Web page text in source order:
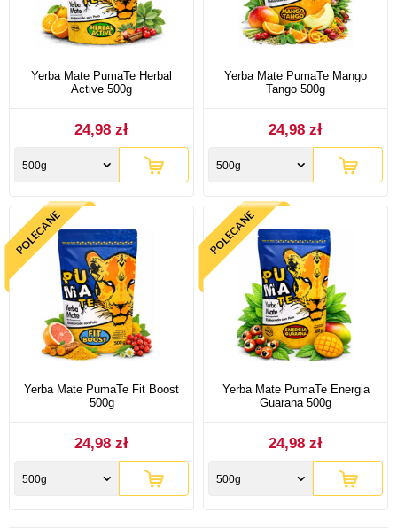
Yerba Mate PumaTe Herbal
Active 500g
24,98 zł
500g
Yerba Mate PumaTe Mango
Tango 500g
24,98 zł
500g
Yerba Mate PumaTe Fit Boost
500g
24,98 zł
500g
Yerba Mate PumaTe Energia
Guarana 500g
24,98 zł
500g